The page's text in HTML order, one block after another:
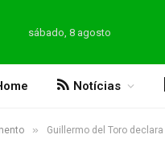
sábado, 8 agosto
Notícias
» Guillermo del Toro